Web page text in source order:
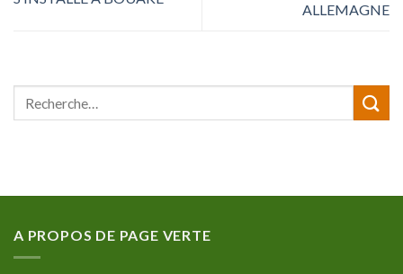
ALLEMAGNE
A PROPOS DE PAGE VERTE